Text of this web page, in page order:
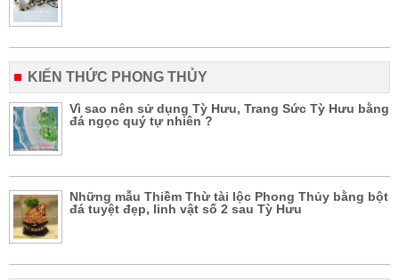
KIẾN THỨC PHONG THỦY
Vì sao nên sử dụng Tỳ Hưu, Trang Sức Tỳ Hưu bằng
đá ngọc quý tự nhiên ?
Những mẫu Thiềm Thừ tài lộc Phong Thủy bằng bột
đá tuyệt đẹp, linh vật số 2 sau Tỳ Hưu